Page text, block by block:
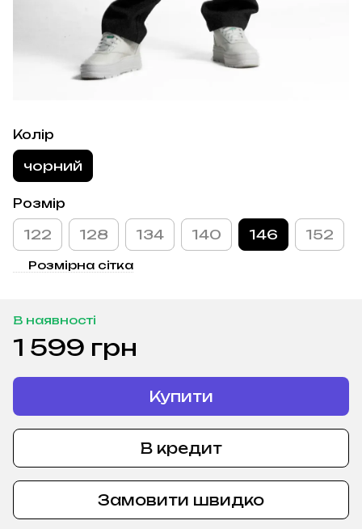
Колір
чорний
Розмір
122 128 134 140 146 152
Розмірна сітка
В наявності
1 599 грн
Купити
В кредит
Замовити швидко